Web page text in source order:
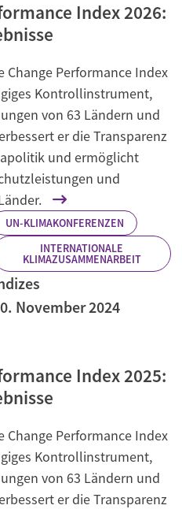
Index 2026:
Change Performance Index
Kontrollinstrument,
von 63 Ländern und
er die Transparenz
und ermöglicht
und
UN-KLIMAKONFERENZEN
INTERNATIONALE
KLIMAZUSAMMENARBEIT
November 2024
Index 2025:
Change Performance Index
Kontrollinstrument,
von 63 Ländern und
er die Transparenz